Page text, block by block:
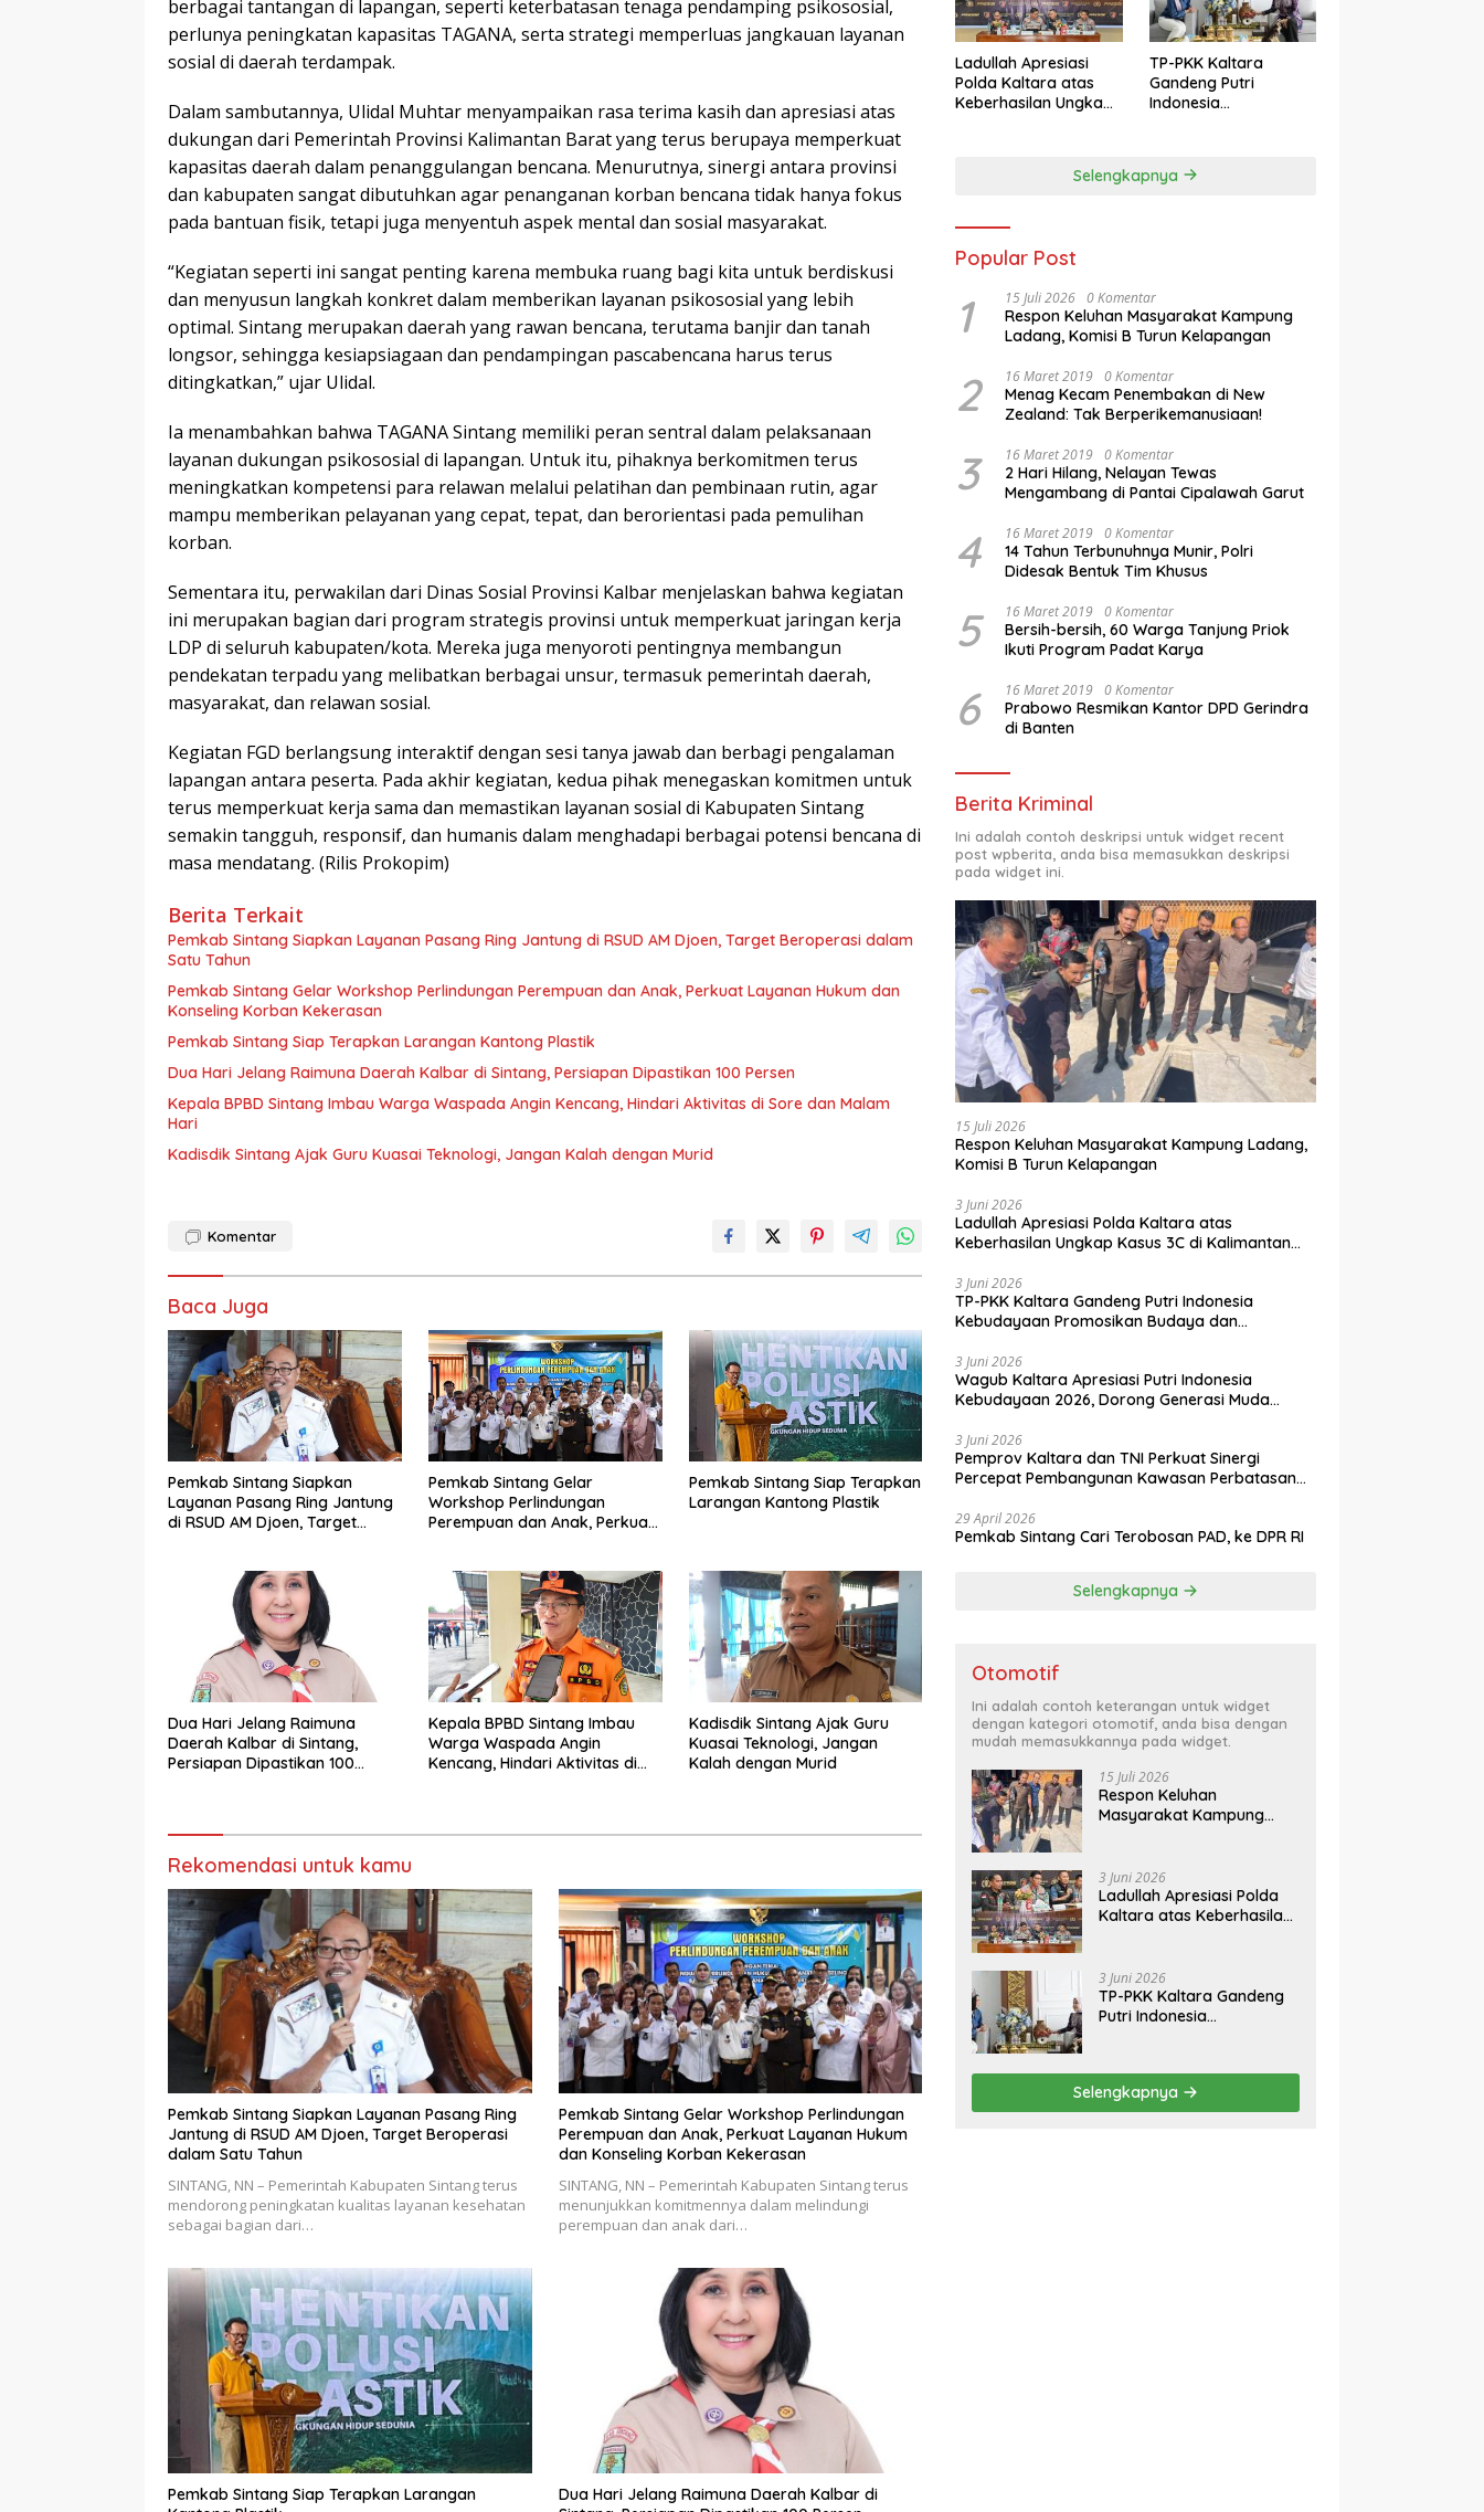
berbagai tantangan di lapangan, seperti keterbatasan tenaga pendamping psikososial,
perlunya peningkatan kapasitas TAGANA, serta strategi memperluas jangkauan layanan
sosial di daerah terdampak.
Dalam sambutannya, Ulidal Muhtar menyampaikan rasa terima kasih dan apresiasi atas
dukungan dari Pemerintah Provinsi Kalimantan Barat yang terus berupaya memperkuat
kapasitas daerah dalam penanggulangan bencana. Menurutnya, sinergi antara provinsi
dan kabupaten sangat dibutuhkan agar penanganan korban bencana tidak hanya fokus
pada bantuan fisik, tetapi juga menyentuh aspek mental dan sosial masyarakat.
“Kegiatan seperti ini sangat penting karena membuka ruang bagi kita untuk berdiskusi
dan menyusun langkah konkret dalam memberikan layanan psikososial yang lebih
optimal. Sintang merupakan daerah yang rawan bencana, terutama banjir dan tanah
longsor, sehingga kesiapsiagaan dan pendampingan pascabencana harus terus
ditingkatkan,” ujar Ulidal.
Ia menambahkan bahwa TAGANA Sintang memiliki peran sentral dalam pelaksanaan
layanan dukungan psikososial di lapangan. Untuk itu, pihaknya berkomitmen terus
meningkatkan kompetensi para relawan melalui pelatihan dan pembinaan rutin, agar
mampu memberikan pelayanan yang cepat, tepat, dan berorientasi pada pemulihan
korban.
Sementara itu, perwakilan dari Dinas Sosial Provinsi Kalbar menjelaskan bahwa kegiatan
ini merupakan bagian dari program strategis provinsi untuk memperkuat jaringan kerja
LDP di seluruh kabupaten/kota. Mereka juga menyoroti pentingnya membangun
pendekatan terpadu yang melibatkan berbagai unsur, termasuk pemerintah daerah,
masyarakat, dan relawan sosial.
Kegiatan FGD berlangsung interaktif dengan sesi tanya jawab dan berbagi pengalaman
lapangan antara peserta. Pada akhir kegiatan, kedua pihak menegaskan komitmen untuk
terus memperkuat kerja sama dan memastikan layanan sosial di Kabupaten Sintang
semakin tangguh, responsif, dan humanis dalam menghadapi berbagai potensi bencana di
masa mendatang. (Rilis Prokopim)
Berita Terkait
Pemkab Sintang Siapkan Layanan Pasang Ring Jantung di RSUD AM Djoen, Target Beroperasi dalam
Satu Tahun
Pemkab Sintang Gelar Workshop Perlindungan Perempuan dan Anak, Perkuat Layanan Hukum dan
Konseling Korban Kekerasan
Pemkab Sintang Siap Terapkan Larangan Kantong Plastik
Dua Hari Jelang Raimuna Daerah Kalbar di Sintang, Persiapan Dipastikan 100 Persen
Kepala BPBD Sintang Imbau Warga Waspada Angin Kencang, Hindari Aktivitas di Sore dan Malam
Hari
Kadisdik Sintang Ajak Guru Kuasai Teknologi, Jangan Kalah dengan Murid
Komentar
Baca Juga
Pemkab Sintang Siapkan
Layanan Pasang Ring Jantung
di RSUD AM Djoen, Target
Pemkab Sintang Gelar
Workshop Perlindungan
Perempuan dan Anak, Perkuat
Pemkab Sintang Siap Terapkan
Larangan Kantong Plastik
Dua Hari Jelang Raimuna
Daerah Kalbar di Sintang,
Persiapan Dipastikan 100
Kepala BPBD Sintang Imbau
Warga Waspada Angin
Kencang, Hindari Aktivitas di
Kadisdik Sintang Ajak Guru
Kuasai Teknologi, Jangan
Kalah dengan Murid
Rekomendasi untuk kamu
Pemkab Sintang Siapkan Layanan Pasang Ring
Jantung di RSUD AM Djoen, Target Beroperasi
dalam Satu Tahun
SINTANG, NN – Pemerintah Kabupaten Sintang terus
mendorong peningkatan kualitas layanan kesehatan
sebagai bagian dari…
Pemkab Sintang Gelar Workshop Perlindungan
Perempuan dan Anak, Perkuat Layanan Hukum
dan Konseling Korban Kekerasan
SINTANG, NN – Pemerintah Kabupaten Sintang terus
menunjukkan komitmennya dalam melindungi
perempuan dan anak dari…
Pemkab Sintang Siap Terapkan Larangan
Dua Hari Jelang Raimuna Daerah Kalbar di
Ladullah Apresiasi
Polda Kaltara atas
Keberhasilan Ungkap
TP-PKK Kaltara
Gandeng Putri
Indonesia
Kancah Dunia
Selengkapnya
Popular Post
1 15 Juli 2026 0 Komentar
Respon Keluhan Masyarakat Kampung
Ladang, Komisi B Turun Kelapangan
2 16 Maret 2019 0 Komentar
Menag Kecam Penembakan di New
Zealand: Tak Berperikemanusiaan!
3 16 Maret 2019 0 Komentar
2 Hari Hilang, Nelayan Tewas
Mengambang di Pantai Cipalawah Garut
4 16 Maret 2019 0 Komentar
14 Tahun Terbunuhnya Munir, Polri
Didesak Bentuk Tim Khusus
5 16 Maret 2019 0 Komentar
Bersih-bersih, 60 Warga Tanjung Priok
Ikuti Program Padat Karya
6 16 Maret 2019 0 Komentar
Prabowo Resmikan Kantor DPD Gerindra
di Banten
Berita Kriminal
Ini adalah contoh deskripsi untuk widget recent
post wpberita, anda bisa memasukkan deskripsi
pada widget ini.
15 Juli 2026
Respon Keluhan Masyarakat Kampung Ladang,
Komisi B Turun Kelapangan
3 Juni 2026
Ladullah Apresiasi Polda Kaltara atas
Keberhasilan Ungkap Kasus 3C di Kalimantan
3 Juni 2026
TP-PKK Kaltara Gandeng Putri Indonesia
Kebudayaan Promosikan Budaya dan
3 Juni 2026
Wagub Kaltara Apresiasi Putri Indonesia
Kebudayaan 2026, Dorong Generasi Muda
3 Juni 2026
Pemprov Kaltara dan TNI Perkuat Sinergi
Percepat Pembangunan Kawasan Perbatasan
29 April 2026
Pemkab Sintang Cari Terobosan PAD, ke DPR RI
Selengkapnya
Otomotif
Ini adalah contoh keterangan untuk widget
dengan kategori otomotif, anda bisa dengan
mudah memasukkannya pada widget.
15 Juli 2026
Respon Keluhan
Masyarakat Kampung
3 Juni 2026
Ladullah Apresiasi Polda
Kaltara atas Keberhasilan
3 Juni 2026
TP-PKK Kaltara Gandeng
Putri Indonesia
Kancah Dunia
Selengkapnya